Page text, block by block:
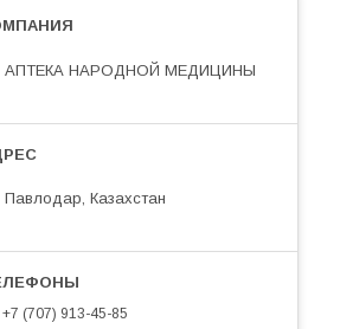
АПТЕКА НАРОДНОЙ МЕДИЦИНЫ
Павлодар, Казахстан
+7 (707) 913-45-85